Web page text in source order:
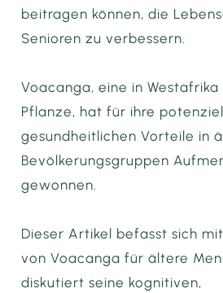
beitragen können, die
Senioren zu verbessern.
Voacanga, eine in
Pflanze, hat für ihre
gesundheitlichen Vorteile in
Bevölkerungsgruppen
gewonnen.
Dieser Artikel befasst sich
von Voacanga für ältere
diskutiert seine kognitiven,